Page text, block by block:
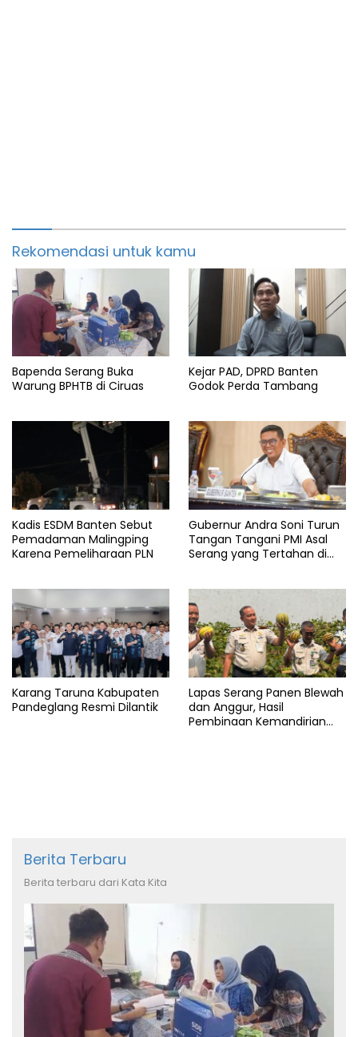
Rekomendasi untuk kamu
Bapenda Serang Buka
Warung BPHTB di Ciruas
Kejar PAD, DPRD Banten
Godok Perda Tambang
Kadis ESDM Banten Sebut
Pemadaman Malingping
Karena Pemeliharaan PLN
Gubernur Andra Soni Turun
Tangan Tangani PMI Asal
Serang yang Tertahan di
Karang Taruna Kabupaten
Pandeglang Resmi Dilantik
Lapas Serang Panen Blewah
dan Anggur, Hasil
Pembinaan Kemandirian
Berita Terbaru
Berita terbaru dari Kata Kita